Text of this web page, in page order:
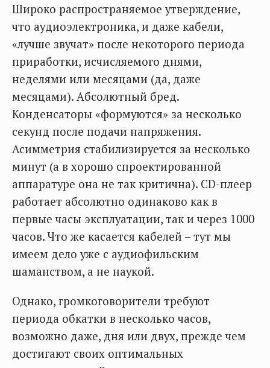
Широко распространяемое утверждение,
что аудиоэлектроника, и даже кабели,
«лучше звучат» после некоторого периода
приработки, исчисляемого днями,
неделями или месяцами (да, даже
месяцами). Абсолютный бред.
Конденсаторы «формуются» за несколько
секунд после подачи напряжения.
Асимметрия стабилизируется за несколько
минут (а в хорошо спроектированной
аппаратуре она не так критична). CD-плеер
работает абсолютно одинаково как в
первые часы эксплуатации, так и через 1000
часов. Что же касается кабелей – тут мы
имеем дело уже с аудиофильским
шаманством, а не наукой.
Однако, громкоговорители требуют
периода обкатки в несколько часов,
возможно даже, дня или двух, прежде чем
достигают своих оптимальных